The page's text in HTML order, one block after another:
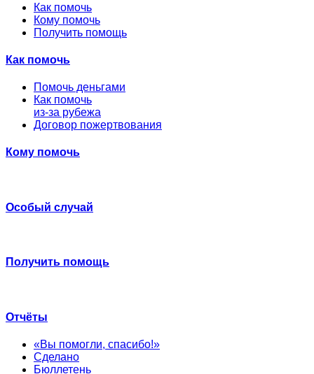
Как помочь
Кому помочь
Получить помощь
Как помочь
Помочь деньгами
Как помочь
из-за рубежа
Договор пожертвования
Кому помочь
Особый случай
Получить помощь
Отчёты
«Вы помогли, спасибо!»
Сделано
Бюллетень